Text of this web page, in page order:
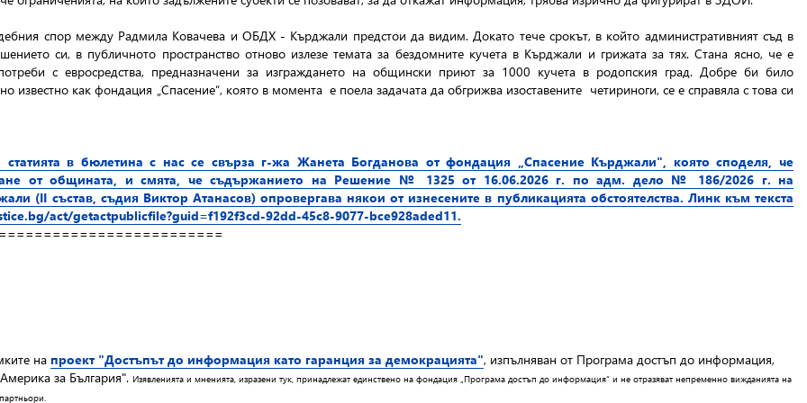
спор между Радмила Ковачева и ОБДХ - Кърджали предстои да видим. Докато тече срокът, в който административният съд в
си, в публичното пространство отново излезе темата за бездомните кучета в Кърджали и грижата за тях. Стана ясно, че е
с евросредства, предназначени за изграждането на общински приют за 1000 кучета в родопския град. Добре би било
известно как фондация „Спасение“, която в момента е поела задачата да обгрижва изоставените четириноги, се е справяла с това си
в бюлетина с нас се свърза г-жа Жанета Богданова от фондация „Спасение Кърджали", която споделя, че
от общината, и смята, че съдържанието на Решение № 1325 от 16.06.2026 г. по адм. дело № 186/2026 г. на
(II състав, съдия Виктор Атанасов) опровергава някои от изнесените в публикацията обстоятелства. Линк към текста
act/getactpublicfile?guid=f192f3cd-92dd-45c8-9077-bce928aded11.
на проект "Достъпът до информация като гаранция за демокрацията", изпълняван от Програма достъп до информация,
за България". Изявленията и мненията, изразени тук, принадлежат единствено на фондация „Програма достъп до информация“ и не отразяват непременно вижданията на